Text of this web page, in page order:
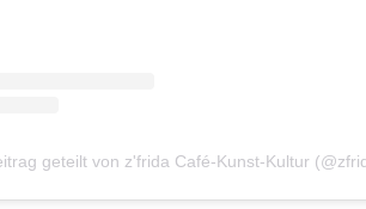
geteilt von z'frida Café-Kunst-Kultur